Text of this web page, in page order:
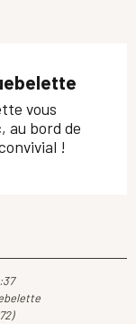
vous
au bord de
!
)